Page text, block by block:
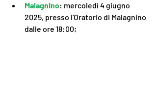
Malagnino: mercoledì 4 giugno
2025, presso l'Oratorio di Malagnino
dalle ore 18:00;